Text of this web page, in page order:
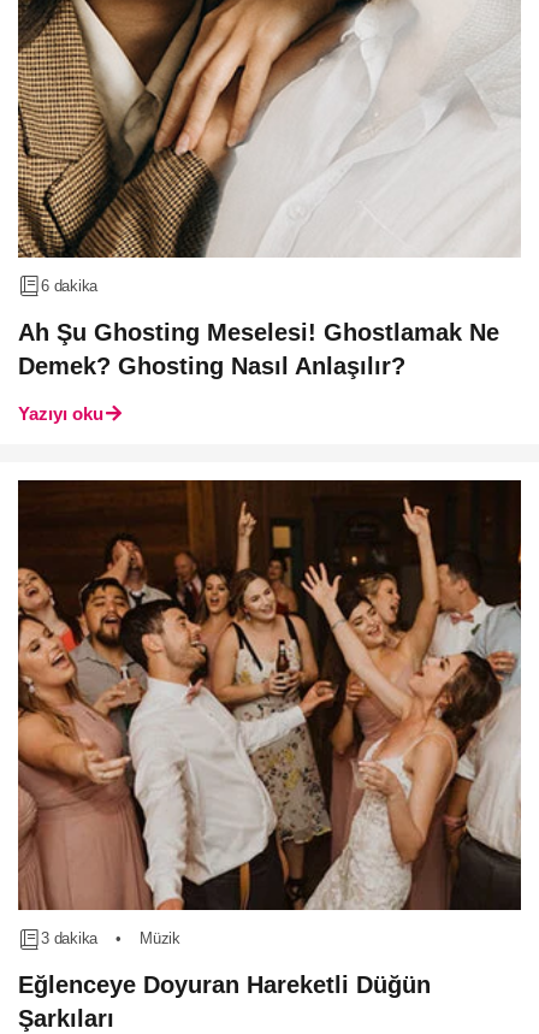
6 dakika
Ah Şu Ghosting Meselesi! Ghostlamak Ne
Demek? Ghosting Nasıl Anlaşılır?
Yazıyı oku
3 dakika • Müzik
Eğlenceye Doyuran Hareketli Düğün
Şarkıları